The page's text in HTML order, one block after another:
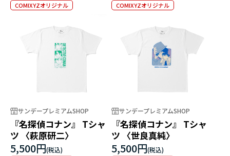
COMIXYZオリジナル COMIXYZオリジナル
サンデープレミアムSHOP
『名探偵コナン』 Tシャ
ツ 〈萩原研二〉
5,500円
サンデープレミアムSHOP
『名探偵コナン』 Tシャ
ツ 〈世良真純〉
5,500円